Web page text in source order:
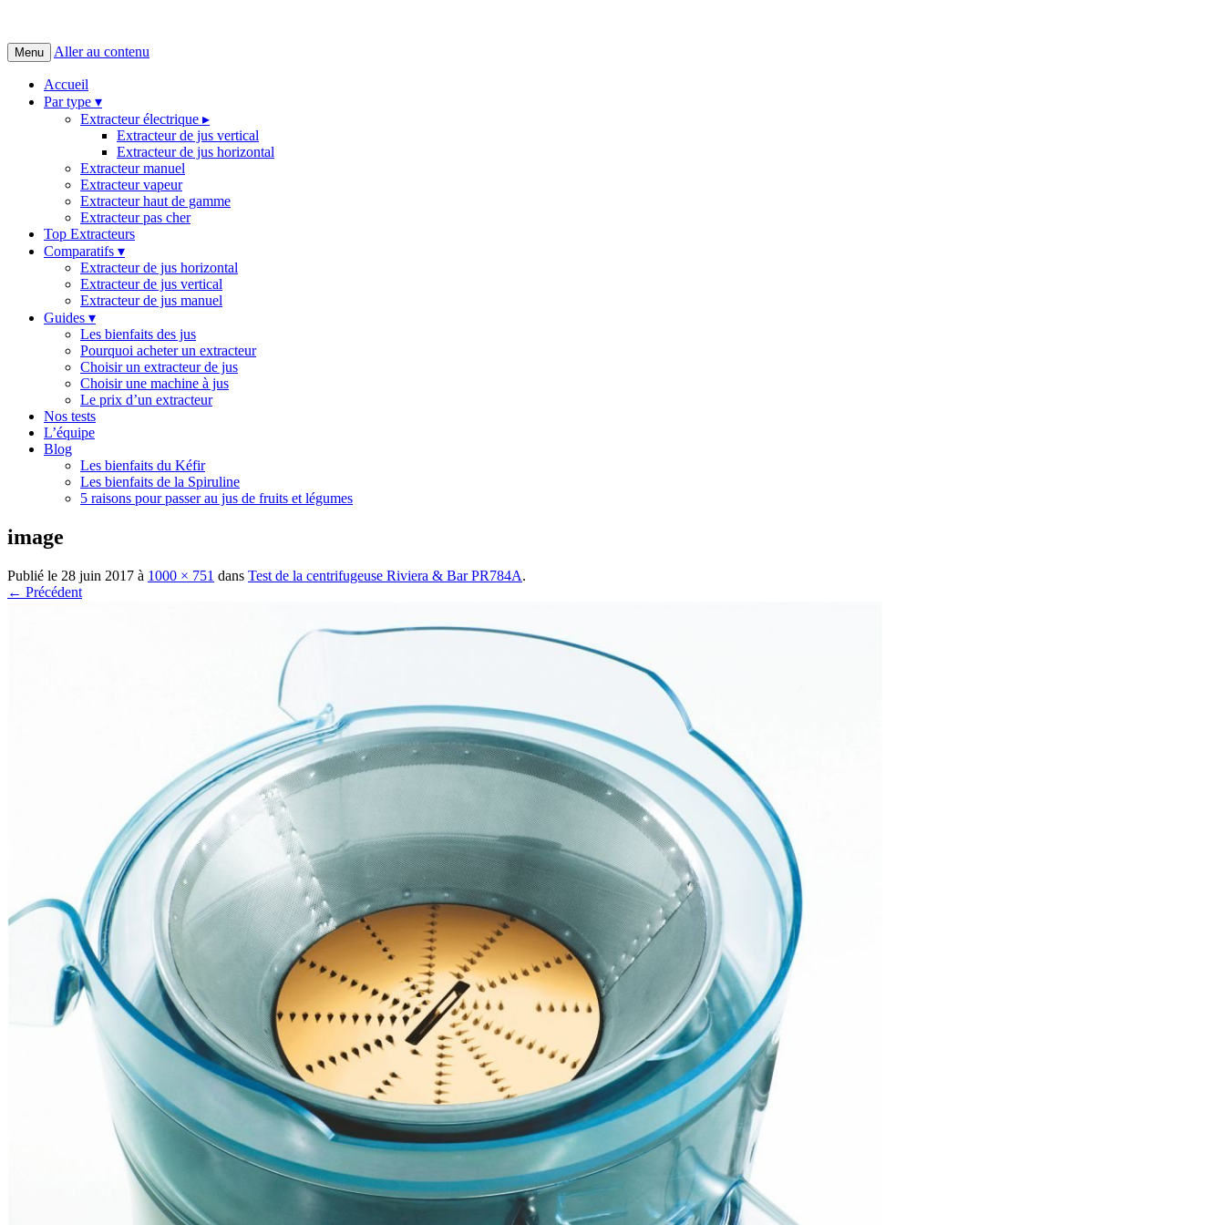
Menu Aller au contenu
Accueil
Par type ▾
Extracteur électrique ▸
Extracteur de jus vertical
Extracteur de jus horizontal
Extracteur manuel
Extracteur vapeur
Extracteur haut de gamme
Extracteur pas cher
Top Extracteurs
Comparatifs ▾
Extracteur de jus horizontal
Extracteur de jus vertical
Extracteur de jus manuel
Guides ▾
Les bienfaits des jus
Pourquoi acheter un extracteur
Choisir un extracteur de jus
Choisir une machine à jus
Le prix d’un extracteur
Nos tests
L’équipe
Blog
Les bienfaits du Kéfir
Les bienfaits de la Spiruline
5 raisons pour passer au jus de fruits et légumes
image
Publié le 28 juin 2017 à 1000 × 751 dans Test de la centrifugeuse Riviera & Bar PR784A.
← Précédent